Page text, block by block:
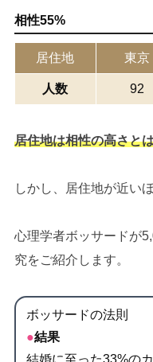
相性55%
居住地 東京
人数 92
居住地は相性の高さと
しかし、居住地が近い
心理学者ボッサードが
究をご紹介します。
ボッサードの法則
●結果